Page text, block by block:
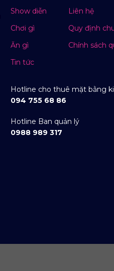
Show diễn
Chơi gì
Ăn gì
Tin tức
Liên hệ
Quy định
Chính sách
Hotline cho thuê mặt bằng
094 755 68 86
Hotline Ban quản lý
0988 989 317